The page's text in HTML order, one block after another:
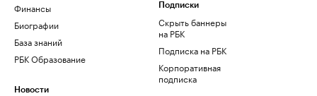
Финансы
Биографии
База знаний
РБК Образование
Новости
Подписки
Скрыть баннеры
на РБК
Подписка на РБК
Корпоративная
подписка